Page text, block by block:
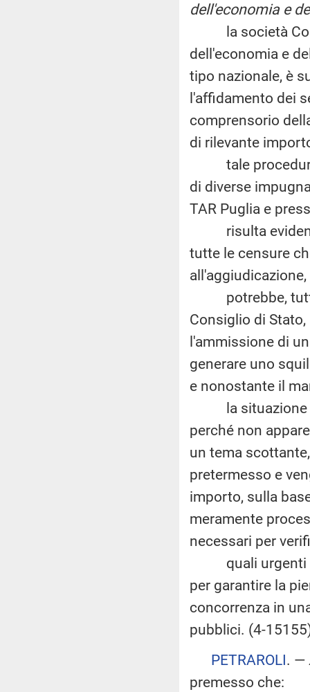
dell'economia e
la società
dell'economia e
tipo nazionale, è
l'affidamento dei
comprensorio
di rilevante
tale procedura
di diverse
TAR Puglia e
risulta evidente
tutte le censure
potrebbe,
Consiglio di
l'ammissione di
generare uno
e nonostante il
la situazione
perché non
un tema
pretermesso e
importo, sulla
meramente
necessari per
quali urgenti
per garantire la
concorrenza in
pubblici. (4-
PETRAROLI. —
premesso che: